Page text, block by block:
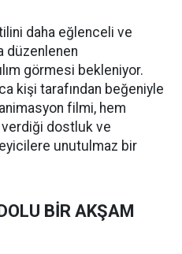
daha eğlenceli ve
düzenlenen
görmesi bekleniyor.
kişi tarafından beğeniyle
animasyon filmi, hem
dostluk ve
unutulmaz bir
BİR AKŞAM